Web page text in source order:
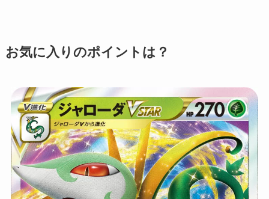
お気に入りのポイントは？